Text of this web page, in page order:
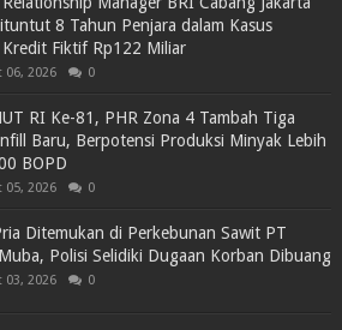
8 Tahun Penjara dalam Kasus
Fiktif Rp122 Miliar
06, 2026 0
RI Ke-81, PHR Zona 4 Tambah Tiga
Baru, Berpotensi Produksi Minyak Lebih
BOPD
05, 2026 0
Ditemukan di Perkebunan Sawit PT
Polisi Selidiki Dugaan Korban Dibuang
03, 2026 0